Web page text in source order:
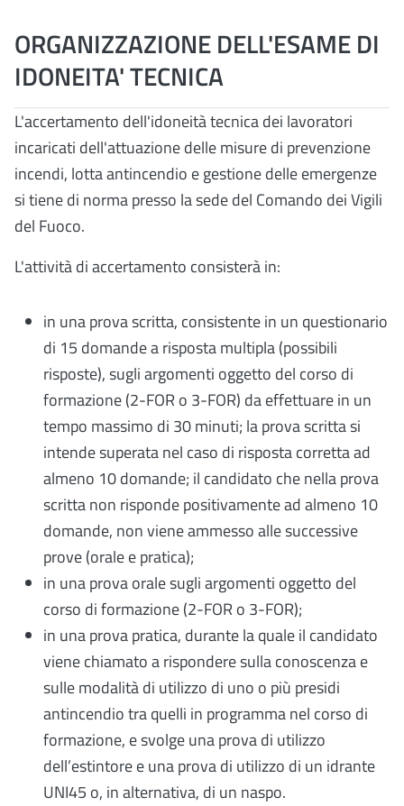
ORGANIZZAZIONE DELL'ESAME DI
IDONEITA' TECNICA
L'accertamento dell'idoneità tecnica dei lavoratori
incaricati dell'attuazione delle misure di prevenzione
incendi, lotta antincendio e gestione delle emergenze
si tiene di norma presso la sede del Comando dei Vigili
del Fuoco.
L'attività di accertamento consisterà in:
in una prova scritta, consistente in un questionario
di 15 domande a risposta multipla (possibili
risposte), sugli argomenti oggetto del corso di
formazione (2-FOR o 3-FOR) da effettuare in un
tempo massimo di 30 minuti; la prova scritta si
intende superata nel caso di risposta corretta ad
almeno 10 domande; il candidato che nella prova
scritta non risponde positivamente ad almeno 10
domande, non viene ammesso alle successive
prove (orale e pratica);
in una prova orale sugli argomenti oggetto del
corso di formazione (2-FOR o 3-FOR);
in una prova pratica, durante la quale il candidato
viene chiamato a rispondere sulla conoscenza e
sulle modalità di utilizzo di uno o più presidi
antincendio tra quelli in programma nel corso di
formazione, e svolge una prova di utilizzo
dell’estintore e una prova di utilizzo di un idrante
UNI45 o, in alternativa, di un naspo.